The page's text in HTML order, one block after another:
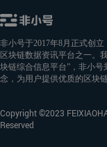
非小号于2017年8月正式创
区块链数据资讯平台之一。
块链综合信息平台”，非小号
念，为用户提供优质的区块
Copyright ©2023
Reserved